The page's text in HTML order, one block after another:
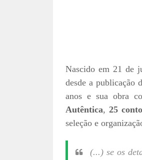
Nascido em 21 de
desde a publicação
anos e sua obra
Autêntica, 25
seleção e
(...) se os